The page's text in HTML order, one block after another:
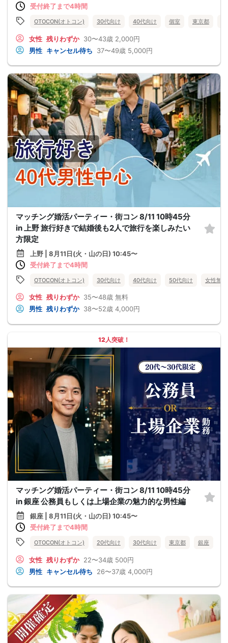
受付終了まで4時間
OTOCON(オトコン) 30代向け 40代向け 個室 東京都
女性 残りわずか 30〜43歳 2,000円
男性 キャンセル待ち 37〜49歳 5,000円
マッチング婚活パーティー・街コン 8/11 10時45分
in 上野 旅行好きで結婚後も2人で旅行を楽しみたい
方限定
上野 | 8月11日(火・山の日) 10:45〜
受付終了まで4時間
OTOCON(オトコン) 30代向け 40代向け 50代向け 女性無料
女性 残りわずか 35〜48歳 無料
男性 残りわずか 38〜52歳 4,000円
12人突破！
マッチング婚活パーティー・街コン 8/11 10時45分
in 銀座 公務員もしくは上場企業の魅力的な男性編
銀座 | 8月11日(火・山の日) 10:45〜
受付終了まで4時間
OTOCON(オトコン) 20代向け 30代向け 東京都 銀座
女性 残りわずか 22〜34歳 500円
男性 キャンセル待ち 26〜37歳 4,000円